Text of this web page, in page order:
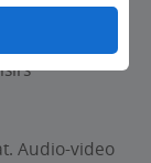
Audio-video